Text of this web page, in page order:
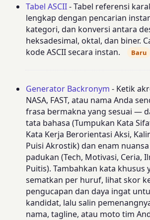
Tabel ASCII- Tabel referensi
lengkap dengan pencarian
kategori, dan konversi antara
heksadesimal, oktal, dan biner.
kode ASCII secara instan.
Baru
Generator Backronym - Ketik
NASA, FAST, atau nama Anda
frasa bermakna yang sesuai —
tata bahasa (Tumpukan Kata
Kata Kerja Berorientasi Aksi,
Puisi Akrostik) dan enam
padukan (Tech, Motivasi, Ceria,
Puitis). Tambahkan kata khusus
sematkan per huruf, lihat skor
pengucapan dan daya ingat
kandidat, lalu salin
nama, tagline, atau moto tim